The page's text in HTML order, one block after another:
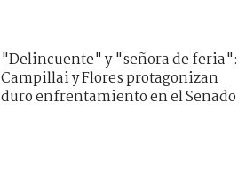
"Delincuente" y "señora de feria":
Campillai y Flores protagonizan
duro enfrentamiento en el Senado